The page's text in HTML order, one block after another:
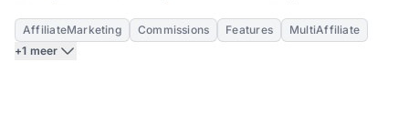
AffiliateMarketing Commissions Features
MultiAffiliate
+1 meer